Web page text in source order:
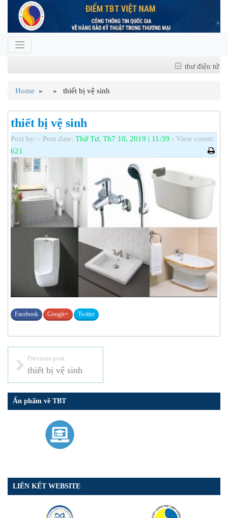
thư điện tử
Home » » thiết bị vệ sinh
thiết bị vệ sinh
Post by: - Post date: Thứ Tư, Th7 10, 2019 | 11:39 - View count:
621
Facebook Google+ Twitter
Previous post
thiết bị vệ sinh
Ấn phẩm về TBT
LIÊN KẾT WEBSITE